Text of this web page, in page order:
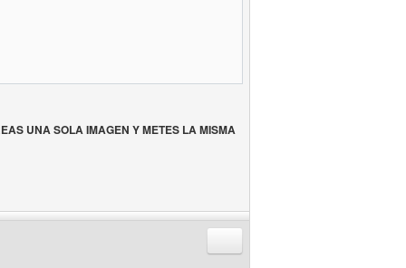
UNA SOLA IMAGEN Y METES LA MISMA